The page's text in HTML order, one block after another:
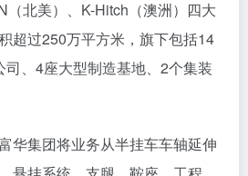
（北美）、K-Hitch（澳洲）四大
超过250万平方米，旗下包括14
、4座大型制造基地、2个集装
华集团将业务从半挂车车轴延伸